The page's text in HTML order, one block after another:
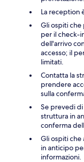
La reception
Gli ospiti che
per il check-
dell'arrivo
accesso; il
limitati.
Contatta la
prendere
sulla
Se prevedi
struttura in
conferma
Gli ospiti che
in anticipo
informazioni.